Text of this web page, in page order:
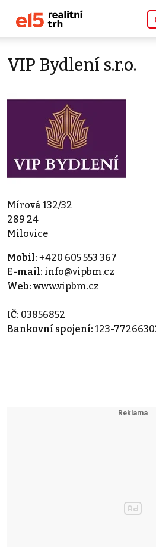
VIP Bydlení s.r.o.
Mírová 132/32
289 24
Milovice
Mobil: +420 605 553 367
E-mail: info@vipbm.cz
Web: www.vipbm.cz
IČ: 03856852
Bankovní spojení: 123-